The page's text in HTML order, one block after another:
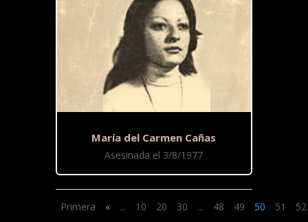
María del Carmen Cañas
Asesinada el 3/8/1977
Primera « ... 10 20 30 ... 48 49 50 51 52